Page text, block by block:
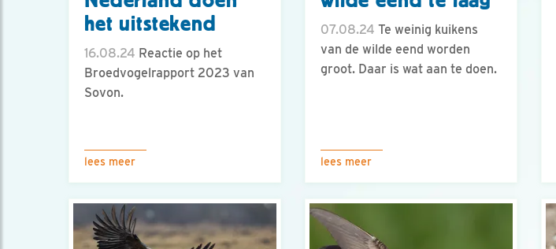
het uitstekend
16.08.24 Reactie op het
Broedvogelrapport 2023 van
Sovon.
lees meer
07.08.24 Te weinig kuikens
van de wilde eend worden
groot. Daar is wat aan te doen.
lees meer